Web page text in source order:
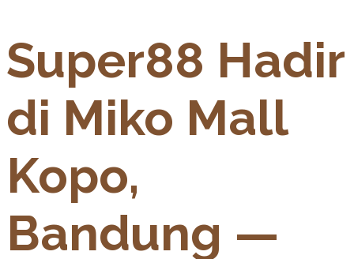
Super88 Hadir
di Miko Mall
Kopo,
Bandung —